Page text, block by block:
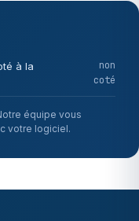
à la
non
coté
équipe vous
votre logiciel.